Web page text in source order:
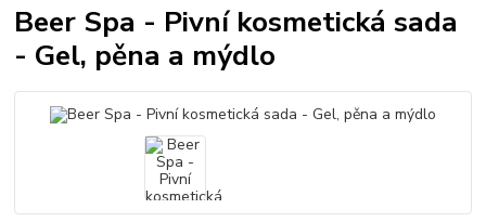
Beer Spa - Pivní kosmetická sada
- Gel, pěna a mýdlo